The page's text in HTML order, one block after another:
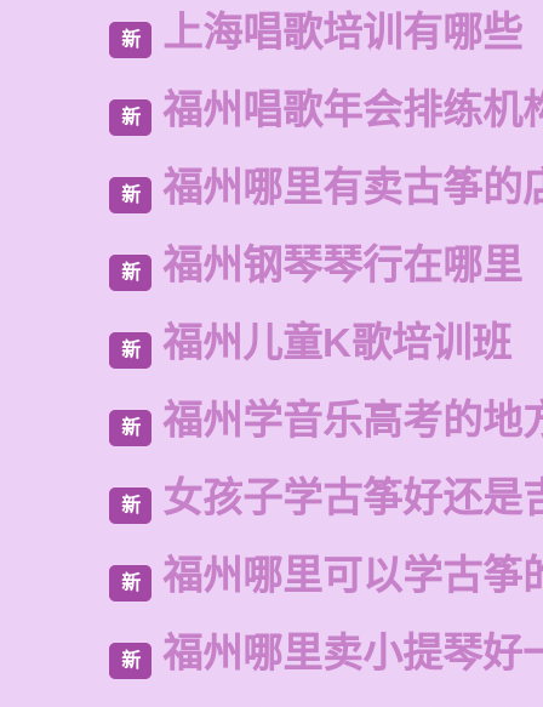
新 上海唱歌培训有哪些
新 福州唱歌年会排练机
新 福州哪里有卖古筝的
新 福州钢琴琴行在哪里
新 福州儿童K歌培训班
新 福州学音乐高考的地
新 女孩子学古筝好还是
新 福州哪里可以学古筝
新 福州哪里卖小提琴好